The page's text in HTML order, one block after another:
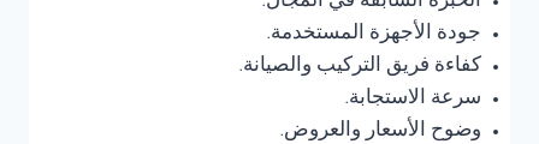
جودة الأجهزة المستخدمة.
كفاءة فريق التركيب والصيانة.
سرعة الاستجابة.
وضوح الأسعار والعروض.